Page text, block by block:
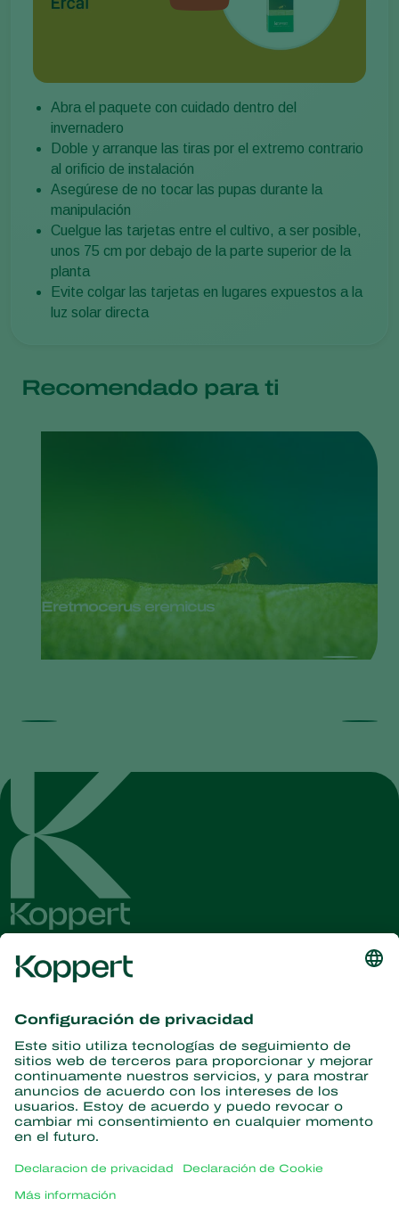
Abra el paquete con cuidado dentro del
invernadero
Doble y arranque las tiras por el extremo contrario
al orificio de instalación
Asegúrese de no tocar las pupas durante la
manipulación
Cuelgue las tarjetas entre el cultivo, a ser posible,
unos 75 cm por debajo de la parte superior de la
planta
Evite colgar las tarjetas en lugares expuestos a la
luz solar directa
Recomendado para ti
Eretmocerus eremicus
información
Suscríbase aquí
Partners with Nature
Avispas parasitoides
Acerca de Koppert